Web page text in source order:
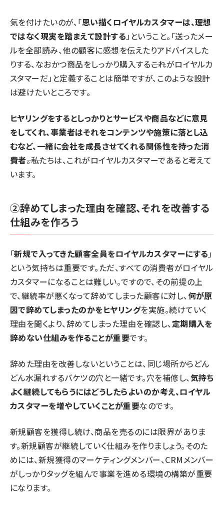
気を付けたいのが、「思い描くロイヤルカスタマーは、理想
ではなく現実を踏まえて設計する」ということ。「送ったメー
ルを全部読み、他の顧客に感想を伝えたりアドバイスした
りする、なおかつ商品をしっかり購入する――これがロイヤルカ
スタマーだ」と定義することは簡単ですが、このような設計
は避けたいところです。
ヒヤリングをするとしっかりとサービスや商品などに意見
をしてくれ、事業者はそれをコンテンツや施策に落とし込
むなど、一緒に会社を成長させてくれる関係性を持った消
費者――。私たちは、これがロイヤルカスタマーであると考えて
います。
②辞めてしまった理由を確認、それを改善する
仕組みを作ろう
「新規で入ってきた顧客全員をロイヤルカスタマーにする」
という気持ちは重要です。ただ、すべての消費者がロイヤル
カスタマーになることは難しい。ですので、その前提の上
で、継続率が悪くなって辞めてしまった顧客に対し、何が原
因で辞めてしまったのかをヒヤリングを実施。続けていく
理由を聞くより、辞めてしまった理由を確認し、定期購入を
辞めない仕組みを作ることが重要です。
辞めた理由を改善しないということは、同じ場所からどん
どん水漏れするバケツの穴と一緒です。穴を補修し、気持ち
よく継続してもらうにはどうしたらよいのか考え、ロイヤル
カスタマーを増やしていくことが重要なのです。
新規顧客を獲得し続け、商品を売るのには限界がありま
す。新規顧客が継続していく仕組みを作りましょう。そのた
めには、新規獲得のマーケティングメンバー、CRMメンバー
がしっかりタッグを組んで事業を進める環境の構築が重要
になります。